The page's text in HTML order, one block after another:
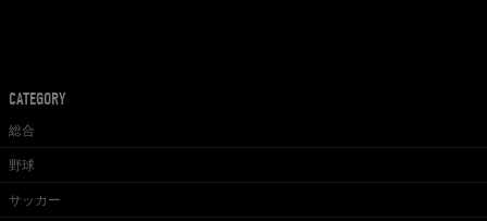
CATEGORY
総合
野球
サッカー